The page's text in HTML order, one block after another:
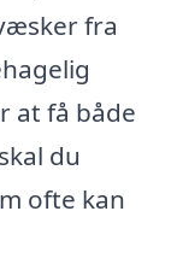
fra
at få både
du
ofte kan